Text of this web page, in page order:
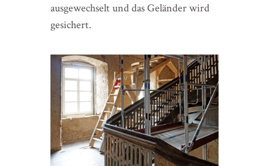
ausgewechselt und das Geländer wird
gesichert.